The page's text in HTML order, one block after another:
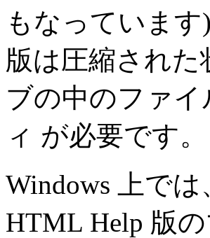
もなっていま
版は圧縮され
ブの中のファ
ィ が必要です。
Windows 上では
HTML Help 版